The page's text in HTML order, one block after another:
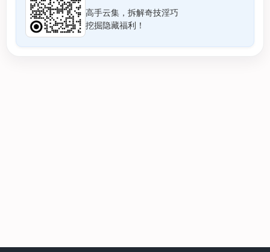
高手云集，拆解奇技淫巧
挖掘隐藏福利！